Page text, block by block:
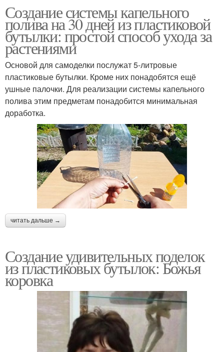
Создание системы капельного
полива на 30 дней из пластиковой
бутылки: простой способ ухода за
растениями
Основой для самоделки послужат 5-литровые
пластиковые бутылки. Кроме них понадобятся ещё
ушные палочки. Для реализации системы капельного
полива этим предметам понадобится минимальная
доработка.
читать дальше →
Создание удивительных поделок
из пластиковых бутылок: Божья
коровка